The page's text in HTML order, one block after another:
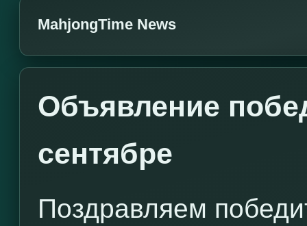
MahjongTime News
Объявление
сентябре
Поздравляем